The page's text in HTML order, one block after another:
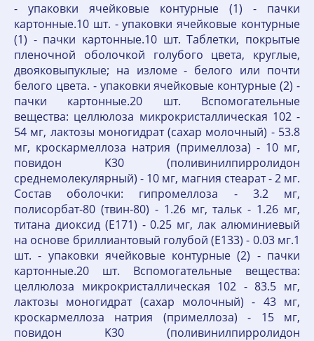
- упаковки ячейковые контурные (1) - пачки
картонные.10 шт. - упаковки ячейковые контурные
(1) - пачки картонные.10 шт. Таблетки, покрытые
пленочной оболочкой голубого цвета, круглые,
двояковыпуклые; на изломе - белого или почти
белого цвета. - упаковки ячейковые контурные (2) -
пачки картонные.20 шт. Вспомогательные
вещества: целлюлоза микрокристаллическая 102 -
54 мг, лактозы моногидрат (сахар молочный) - 53.8
мг, кроскармеллоза натрия (примеллоза) - 10 мг,
повидон K30 (поливинилпирролидон
среднемолекулярный) - 10 мг, магния стеарат - 2 мг.
Состав оболочки: гипромеллоза - 3.2 мг,
полисорбат-80 (твин-80) - 1.26 мг, тальк - 1.26 мг,
титана диоксид (E171) - 0.25 мг, лак алюминиевый
на основе бриллиантовый голубой (E133) - 0.03 мг.1
шт. - упаковки ячейковые контурные (2) - пачки
картонные.20 шт. Вспомогательные вещества:
целлюлоза микрокристаллическая 102 - 83.5 мг,
лактозы моногидрат (сахар молочный) - 43 мг,
кроскармеллоза натрия (примеллоза) - 15 мг,
повидон K30 (поливинилпирролидон